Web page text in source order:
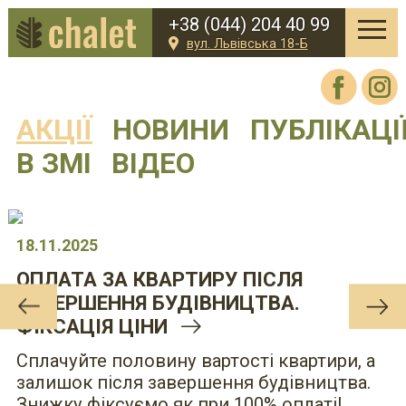
+38 (044) 204 40 99
вул. Львівська 18-Б
АКЦІЇ НОВИНИ
В ЗМІ
ВІДЕО
18.11.2025
ОПЛАТА ЗА КВАРТИРУ ПІСЛЯ
ЗАВЕРШЕННЯ БУДІВНИЦТВА.
ФІКСАЦІЯ ЦІНИ
Сплачуйте половину вартості квартири, а
залишок після завершення будівництва.